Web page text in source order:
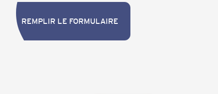
REMPLIR LE FORMULAIRE
REMPLIR LE FORMULAIRE